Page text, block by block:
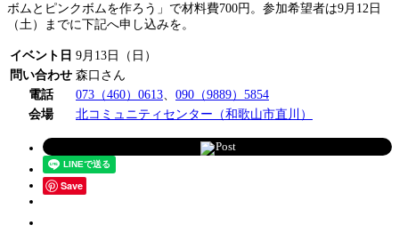
ボムとピンクボムを作ろう」で材料費700円。参加希望者は9月12日
（土）までに下記へ申し込みを。
イベント日 9月13日（日）
問い合わせ 森口さん
電話
073（460）0613
090（9889）5854
会場
北コミュニティセンター（和歌山市直川）
Post
Save